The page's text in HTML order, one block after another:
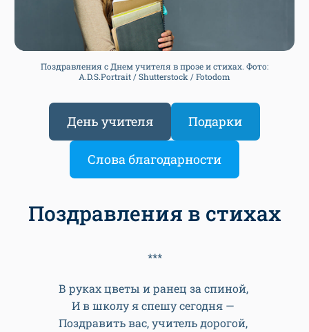
Поздравления с Днем учителя в прозе и стихах. Фото:
A.D.S.Portrait / Shutterstock / Fotodom
День учителя Подарки
Слова благодарности
Поздравления в стихах
***
В руках цветы и ранец за спиной,
И в школу я спешу сегодня —
Поздравить вас, учитель дорогой,